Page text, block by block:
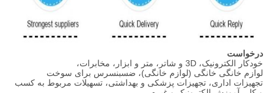
درخواست
خودکار الکترونیک، 3D و شاتر، متر و ابزار، مخابرات،
لوازم خانگی خانگی (لوازم خانگی)، ضسبنسرس برای سوخت
تجهیزات اداری، تجهیزات پزشکی و بهداشتی، تسهیلات مربوط به کسب